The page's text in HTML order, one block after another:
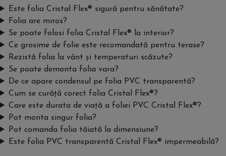
Este folia Cristal Flex® sigură pentru sănătate?
Folia are miros?
Se poate folosi folia Cristal Flex® la interior?
Ce grosime de folie este recomandată pentru terase?
Rezistă folia la vânt și temperaturi scăzute?
Se poate demonta folia vara?
De ce apare condensul pe folia PVC transparentă?
Cum se curăță corect folia Cristal Flex®?
Care este durata de viață a foliei PVC Cristal Flex®?
Pot monta singur folia?
Pot comanda folia tăiată la dimensiune?
Este folia PVC transparentă Cristal Flex® impermeabilă?